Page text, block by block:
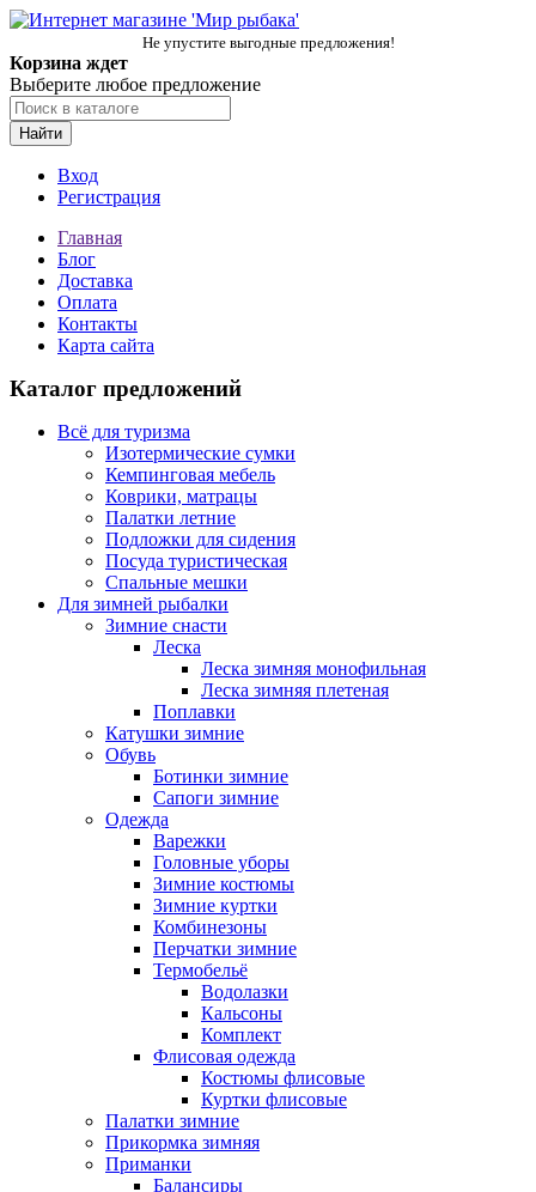
Не упустите выгодные предложения!
Корзина ждет
Выберите любое предложение
Найти
Вход
Регистрация
Главная
Блог
Доставка
Оплата
Контакты
Карта сайта
Каталог предложений
Всё для туризма
Изотермические сумки
Кемпинговая мебель
Коврики, матрацы
Палатки летние
Подложки для сидения
Посуда туристическая
Спальные мешки
Для зимней рыбалки
Зимние снасти
Леска
Леска зимняя монофильная
Леска зимняя плетеная
Поплавки
Катушки зимние
Обувь
Ботинки зимние
Сапоги зимние
Одежда
Варежки
Головные уборы
Зимние костюмы
Зимние куртки
Комбинезоны
Перчатки зимние
Термобельё
Водолазки
Кальсоны
Комплект
Флисовая одежда
Костюмы флисовые
Куртки флисовые
Палатки зимние
Прикормка зимняя
Приманки
Балансиры